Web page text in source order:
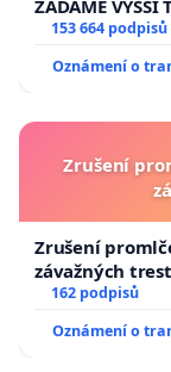
ŽÁDÁME VYŠŠÍ
153 664 podpisů
Oznámení o
Zrušení
Zrušení
závažných
162 podpisů
Oznámení o